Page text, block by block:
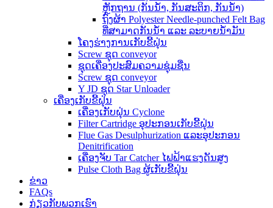
ຫຼັກຖານ (ກັນນໍ້າ, ກັນສະຕິກ, ກັນນໍ້າ)
ຖົງຜ້າ Polyester Needle-punched Felt Bag
ທີ່ສາມາດກັນນໍ້າ ແລະ ລະບາຍນໍ້າມັນ
ໂຄງຮ່າງການເກັບຂີ້ຝຸ່ນ
Screw ຊຸດ conveyor
ຊຸດເຄື່ອງປະສົມຄວາມຊຸ່ມຊື່ນ
Screw ຊຸດ conveyor
Y JD ຊຸດ Star Unloader
ເຄື່ອງເກັບຂີ້ຝຸ່ນ
ເຄື່ອງເກັບຝຸ່ນ Cyclone
Filter Cartridge ອຸປະກອນເກັບຂີ້ຝຸ່ນ
Flue Gas Desulphurization ແລະອຸປະກອນ
Denitrification
ເຄື່ອງຈັບ Tar Catcher ໄຟຟ້າແຮງດັນສູງ
Pulse Cloth Bag ຜູ້ເກັບຂີ້ຝຸ່ນ
ຂ່າວ
FAQs
ກ່ຽວ​ກັບ​ພວກ​ເຮົາ